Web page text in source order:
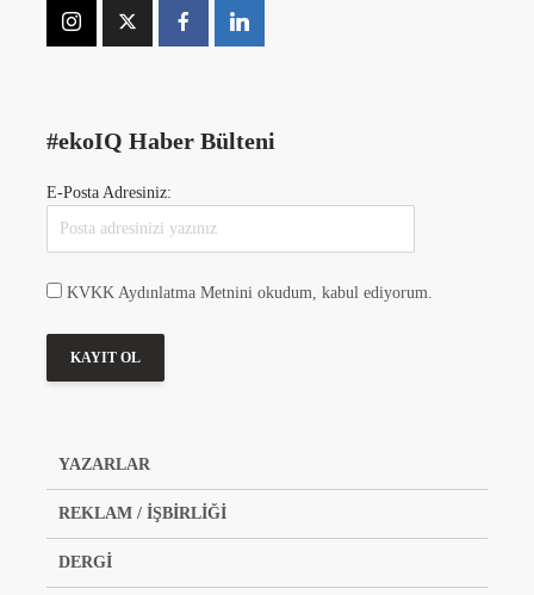
#ekoIQ Haber Bülteni
E-Posta Adresiniz:
KVKK Aydınlatma Metnini okudum, kabul ediyorum.
YAZARLAR
REKLAM / İŞBİRLİĞİ
DERGİ